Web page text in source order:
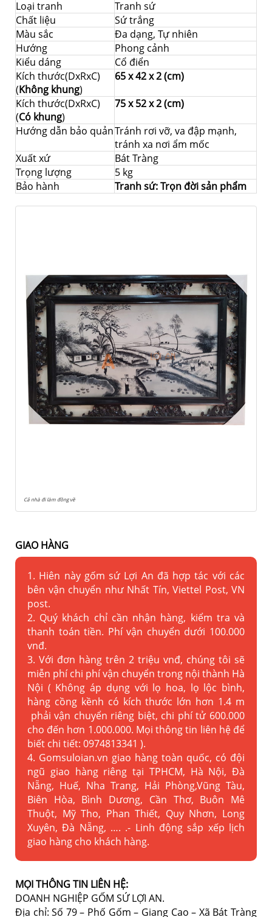
Loại tranh
Tranh sứ
Chất liệu
Sứ trắng
Màu sắc
Đa dạng, Tự nhiên
Hướng
Phong cảnh
Kiểu dáng
Cổ điển
Kích thước(DxRxC)
(Không khung)
65 x 42 x 2 (cm)
Kích thước(DxRxC)
(Có khung)
75 x 52 x 2 (cm)
Hướng dẫn bảo quảnTránh rơi vỡ, va đập mạnh,
tránh xa nơi ẩm mốc
Xuất xứ
Bát Tràng
Trọng lượng
5 kg
Bảo hành
Tranh sứ: Trọn đời sản phẩm
Cả nhà đi làm đồng về
GIAO HÀNG
1. Hiên này gốm sứ Lợi An đã hợp tác với các
bên vận chuyển như Nhất Tín, Viettel Post, VN
post.
2. Quý khách chỉ cần nhận hàng, kiểm tra và
thanh toán tiền. Phí vận chuyển dưới 100.000
vnđ.
3. Với đơn hàng trên 2 triệu vnđ, chúng tôi sẽ
miễn phí chi phí vận chuyển trong nội thành Hà
Nội ( Không áp dụng với lọ hoa, lọ lộc bình,
hàng cồng kềnh có kích thước lớn hơn 1.4 m
phải vận chuyển riêng biệt, chi phí tử 600.000
cho đến hơn 1.000.000. Mọi thông tin liên hệ để
biết chi tiết: 0974813341 ).
4. Gomsuloian.vn giao hàng toàn quốc, có đội
ngũ giao hàng riêng tại TPHCM, Hà Nội, Đà
Nẵng, Huế, Nha Trang, Hải Phòng,Vũng Tàu,
Biên Hòa, Bình Dương, Cần Thơ, Buôn Mê
Thuột, Mỹ Tho, Phan Thiết, Quy Nhơn, Long
Xuyên, Đà Nẵng, …. .- Linh động sắp xếp lịch
giao hàng cho khách hàng.
MỌI THÔNG TIN LIÊN HỆ:
DOANH NGHIỆP GỐM SỨ LỢI AN.
Địa chỉ: Số 79 – Phố Gốm – Giang Cao – Xã Bát Tràng